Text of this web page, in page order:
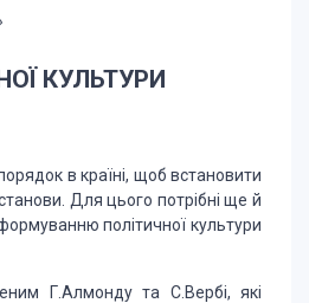
КУЛЬТУРИ
в країні, щоб встановити
Для цього потрібні ще й
політичної культури
Г.Алмонду та С.Вербі, які